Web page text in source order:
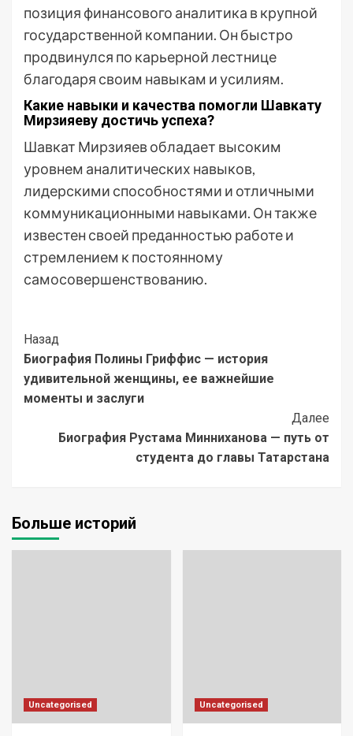
позиция финансового аналитика в крупной
государственной компании. Он быстро
продвинулся по карьерной лестнице
благодаря своим навыкам и усилиям.
Какие навыки и качества помогли Шавкату
Мирзияеву достичь успеха?
Шавкат Мирзияев обладает высоким
уровнем аналитических навыков,
лидерскими способностями и отличными
коммуникационными навыками. Он также
известен своей преданностью работе и
стремлением к постоянному
самосовершенствованию.
Post
Navigation
Назад
Биография Полины Гриффис — история
удивительной женщины, ее важнейшие
моменты и заслуги
Далее
Биография Рустама Минниханова — путь от
студента до главы Татарстана
Больше историй
Uncategorised Uncategorised